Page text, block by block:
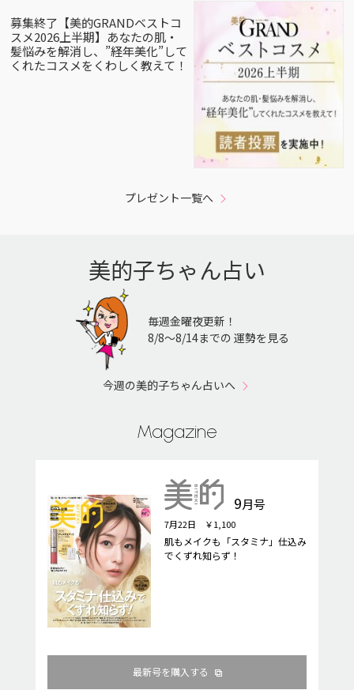
募集終了【美的GRANDベストコ
スメ2026上半期】あなたの肌・
髪悩みを解消し、”経年美化”して
くれたコスメをくわしく教えて！
プレゼント一覧へ
美的子ちゃん占い
毎週金曜夜更新！
8/8〜8/14までの 運勢を見る
今週の美的子ちゃん占いへ
Magazine
9月号
7月22日 ￥1,100
肌もメイクも「スタミナ」仕込み
でくずれ知らず！
最新号を購入する